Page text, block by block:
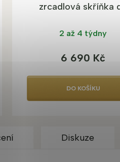
zrcadlová skříňka
osvětlením
2 až 4 týdny
6 690 Kč
DO KOŠÍKU
Diskuze